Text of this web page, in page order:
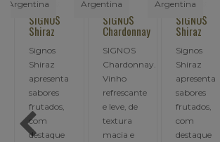
SIGNOS
Shiraz
Signos
Shiraz
apresenta
sabores
frutados,
com
destaque
SIGNOS
Chardonnay
SIGNOS
Chardonnay.argentina,750ml
Vinho
refrescante
e leve, de
textura
macia e
SIGNOS
Shiraz
Signos
Shiraz
apresenta
sabores
frutados,
com
destaque